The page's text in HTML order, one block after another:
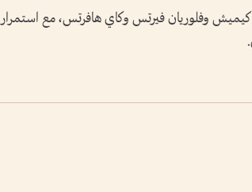
كيميش وفلوريان فيرتس وكاي هافرتس، مع استمرار